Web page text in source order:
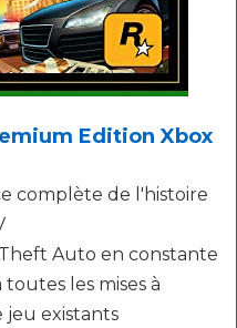
Edition Xbox
complète de l'histoire
Auto en constante
les mises à
jeu existants